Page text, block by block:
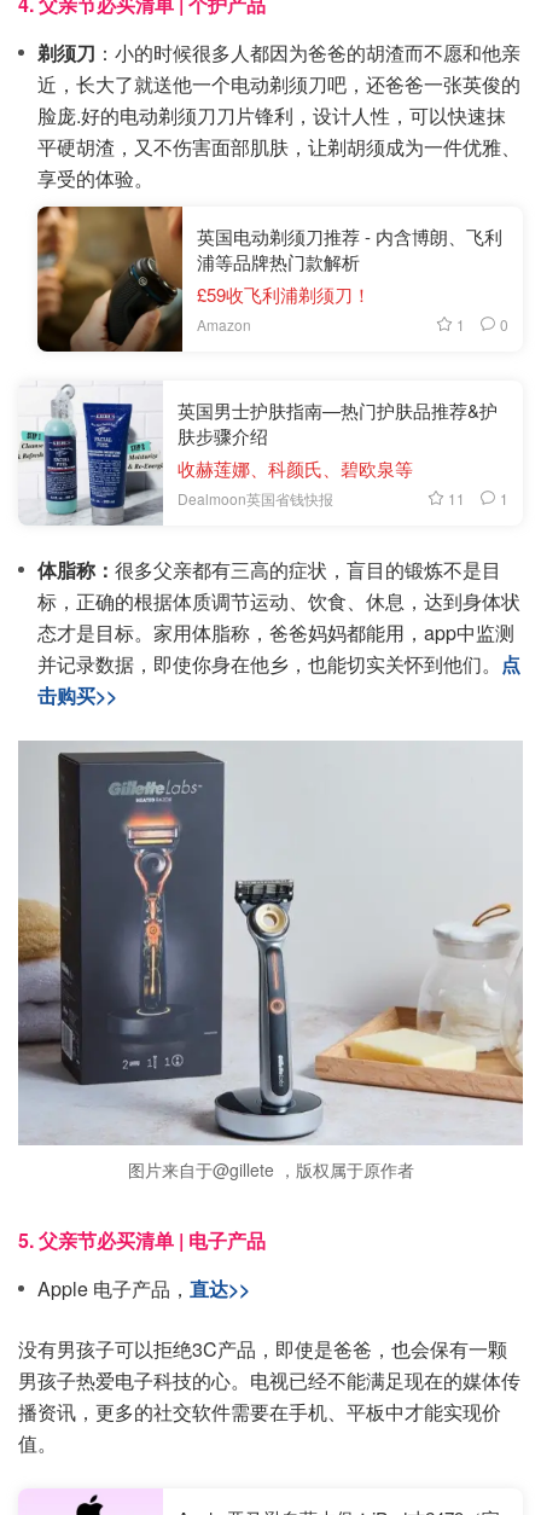
剃须刀 ：小的时候很多人都因为爸爸的胡渣而不愿和他亲
近，长大了就送他一个电动剃须刀吧，还爸爸一张英俊的
脸庞.好的电动剃须刀刀片锋利，设计人性，可以快速抹
平硬胡渣，又不伤害面部肌肤，让剃胡须成为一件优雅、
享受的体验。
英国电动剃须刀推荐 - 内含博朗、飞利
浦等品牌热门款解析
£59收飞利浦剃须刀！
Amazon 1 0
英国男士护肤指南—热门护肤品推荐&护
肤步骤介绍
收赫莲娜、科颜氏、碧欧泉等
Dealmoon英国省钱快报 11 1
体脂称： 很多父亲都有三高的症状，盲目的锻炼不是目
标，正确的根据体质调节运动、饮食、休息，达到身体状
态才是目标。家用体脂称，爸爸妈妈都能用，app中监测
并记录数据，即使你身在他乡，也能切实关怀到他们。 点
击购买>>
图片来自于@gillete ，版权属于原作者
5. 父亲节必买清单 | 电子产品
Apple 电子产品， 直达>>
没有男孩子可以拒绝3C产品，即使是爸爸，也会保有一颗
男孩子热爱电子科技的心。电视已经不能满足现在的媒体传
播资讯，更多的社交软件需要在手机、平板中才能实现价
值。